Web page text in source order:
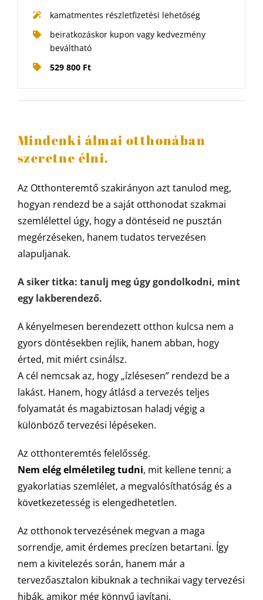
kamatmentes részletfizetési lehetőség
beiratkozáskor kupon vagy kedvezmény
beváltható
529 800 Ft
Mindenki álmai otthonában
szeretne élni.
Az Otthonteremtő szakirányon azt tanulod meg,
hogyan rendezd be a saját otthonodat szakmai
szemlélettel úgy, hogy a döntéseid ne pusztán
megérzéseken, hanem tudatos tervezésen
alapuljanak.
A siker titka: tanulj meg úgy gondolkodni, mint
egy lakberendező.
A kényelmesen berendezett otthon kulcsa nem a
gyors döntésekben rejlik, hanem abban, hogy
érted, mit miért csinálsz.
A cél nemcsak az, hogy „ízlésesen” rendezd be a
lakást. Hanem, hogy átlásd a tervezés teljes
folyamatát és magabiztosan haladj végig a
különböző tervezési lépéseken.
Az otthonteremtés felelősség.
Nem elég elméletileg tudni, mit kellene tenni; a
gyakorlatias szemlélet, a megvalósíthatóság és a
következetesség is elengedhetetlen.
Az otthonok tervezésének megvan a maga
sorrendje, amit érdemes precízen betartani. Így
nem a kivitelezés során, hanem már a
tervezőasztalon kibuknak a technikai vagy tervezési
hibák, amikor még könnyű javítani.